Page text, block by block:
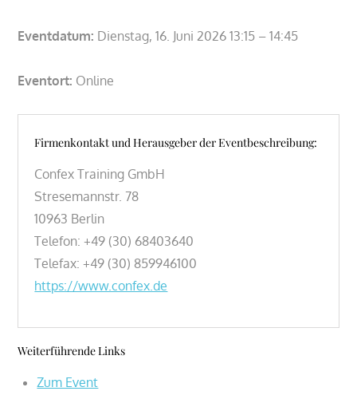
Eventdatum: Dienstag, 16. Juni 2026 13:15 – 14:45
Eventort: Online
Firmenkontakt und Herausgeber der Eventbeschreibung:
Confex Training GmbH
Stresemannstr. 78
10963 Berlin
Telefon: +49 (30) 68403640
Telefax: +49 (30) 859946100
https://www.confex.de
Weiterführende Links
Zum Event